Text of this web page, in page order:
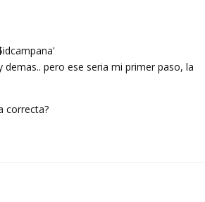
pero ese seria mi primer paso, la
correcta?